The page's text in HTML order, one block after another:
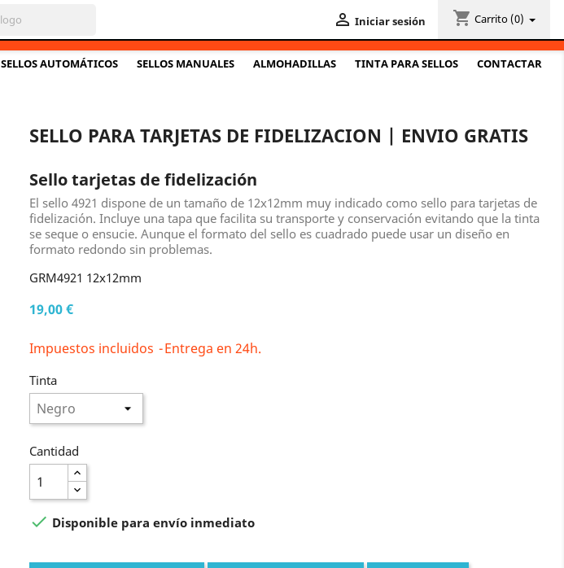
 Iniciar sesión shopping_cart Carrito (0)
SELLOS AUTOMÁTICOS SELLOS MANUALES ALMOHADILLAS TINTA PARA SELLOS CONTACTAR
SELLO PARA TARJETAS DE FIDELIZACION | ENVIO GRATIS
Sello tarjetas de fidelización
El sello 4921 dispone de un tamaño de 12x12mm muy indicado como sello para tarjetas de
fidelización. Incluye una tapa que facilita su transporte y conservación evitando que la tinta
se seque o ensucie. Aunque el formato del sello es cuadrado puede usar un diseño en
formato redondo sin problemas.
GRM4921 12x12mm
19,00 €
Impuestos incluidos Entrega en 24h.
Tinta
Cantidad
 Disponible para envío inmediato